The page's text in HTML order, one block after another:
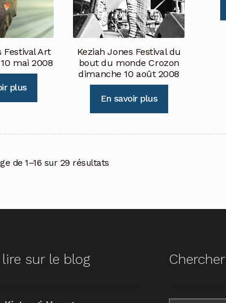
Festival Art
mai 2008
plus
Keziah Jones Festival du
bout du monde Crozon
dimanche 10 août 2008
En savoir plus
de 1–16 sur 29 résultats
lire sur le blog Chercher